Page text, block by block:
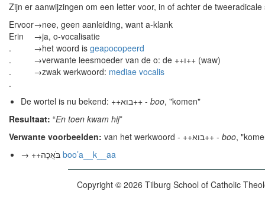
Zijn er aanwijzingen om een letter voor, in of achter de
Ervoor→nee, geen aanleiding, want a-klank
Erin
→ja, o-vocalisatie
.
→het woord is geapocopeerd
.
→
verwante leesmoeder van de o: de ++ו++ (waw)
.
→zwak werkwoord: mediae vocalis
.
De wortel is nu bekend: ++בוא++ - boo, "komen"
Resultaat: “En toen kwam hij”
Verwante voorbeelden:
van het werkwoord - ++בוא++ - boo,
boo’a__k__aa
Copyright © 2026 Tilburg School of Catholic